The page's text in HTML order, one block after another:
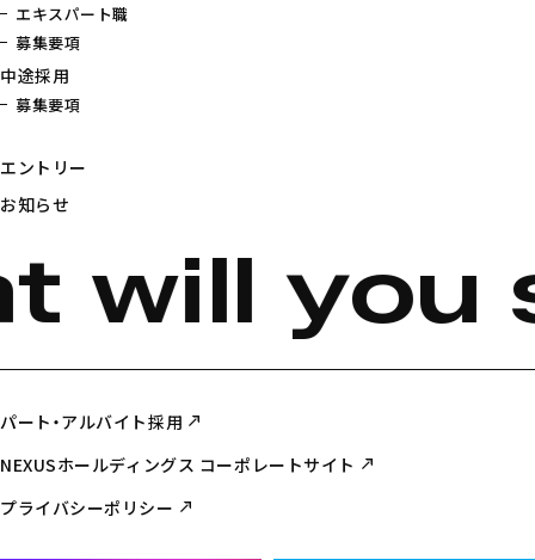
エキスパート職
募集要項
中途採用
募集要項
エントリー
お知らせ
will you
パート・アルバイト採用
NEXUSホールディングス コーポレートサイト
プライバシーポリシー